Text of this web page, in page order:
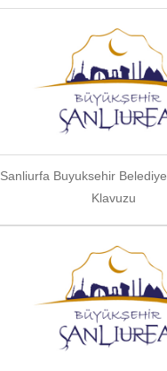
Sanliurfa Buyuksehir
Klavuzu